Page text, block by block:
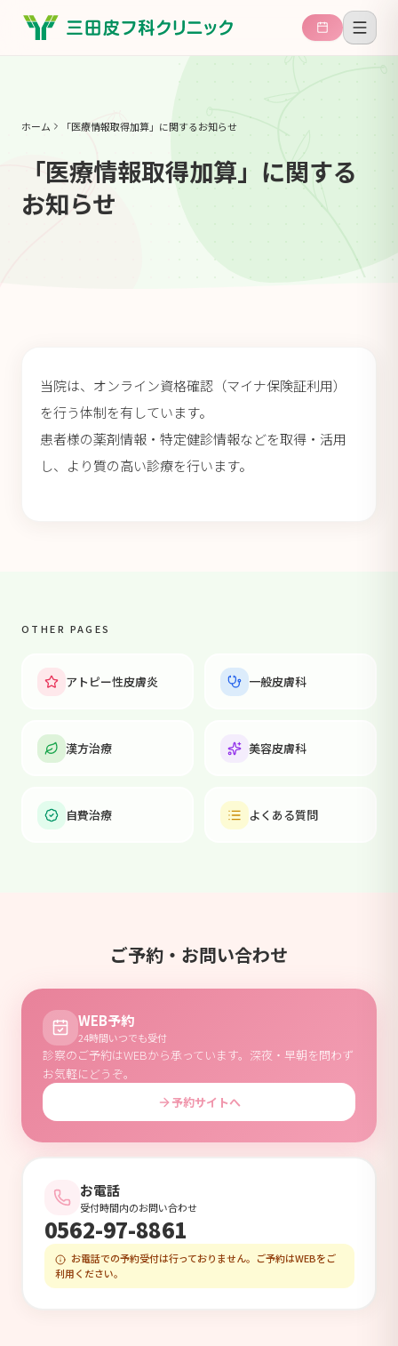
ホーム 「医療情報取得加算」に関するお知らせ
「医療情報取得加算」に関する
お知らせ
当院は、オンライン資格確認（マイナ保険証利用）
を行う体制を有しています。
患者様の薬剤情報・特定健診情報などを取得・活用
し、より質の高い診療を行います。
OTHER PAGES
アトピー性皮膚炎 一般皮膚科
漢方治療 美容皮膚科
自費治療 よくある質問
ご予約・お問い合わせ
WEB予約
24時間いつでも受付
診察のご予約はWEBから承っています。深夜・早朝を問わず
お気軽にどうぞ。
予約サイトへ
お電話
受付時間内のお問い合わせ
0562-97-8861
お電話での予約受付は行っておりません。ご予約はWEBをご
利用ください。